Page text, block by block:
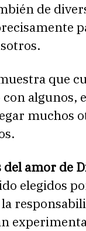
de
que
algunos,
muchos
amor de
elegidos